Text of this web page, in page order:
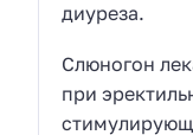
диуреза.
Слюногон
при